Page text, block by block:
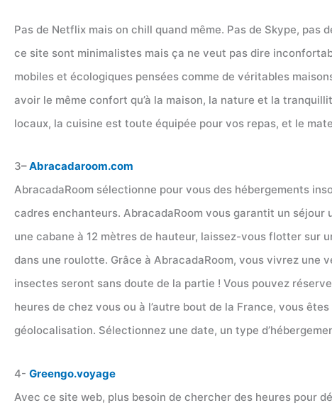
Pas de Netflix mais on chill quand même. Pas de Skype,
ce site sont minimalistes mais ça ne veut pas dire
mobiles et écologiques pensées comme de véritables
avoir le même confort qu’à la maison, la nature et la
locaux, la cuisine est toute équipée pour vos repas, et le
3–Abracadaroom.com
AbracadaRoom sélectionne pour vous des hébergements
cadres enchanteurs. AbracadaRoom vous garantit un
une cabane à 12 mètres de hauteur, laissez-vous flotter sur
dans une roulotte. Grâce à AbracadaRoom, vous vivrez
insectes seront sans doute de la partie ! Vous pouvez
heures de chez vous ou à l’autre bout de la France, vous
géolocalisation. Sélectionnez une date, un type
4- Greengo.voyage
Avec ce site web, plus besoin de chercher des heures pour